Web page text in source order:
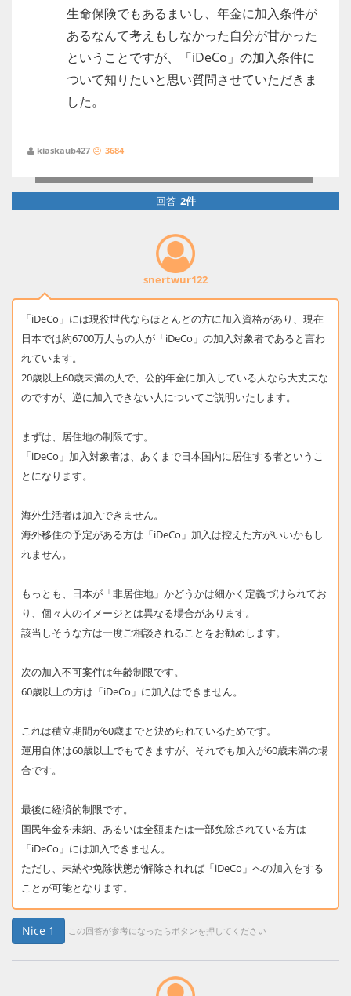
生命保険でもあるまいし、年金に加入条件が
あるなんて考えもしなかった自分が甘かった
ということですが、「iDeCo」の加入条件に
ついて知りたいと思い質問させていただきま
した。
kiaskaub427 3684
回答 2件
snertwur122
「iDeCo」には現役世代ならほとんどの方に加入資格があり、現在
日本では約6700万人もの人が「iDeCo」の加入対象者であると言わ
れています。
20歳以上60歳未満の人で、公的年金に加入している人なら大丈夫な
のですが、逆に加入できない人についてご説明いたします。
まずは、居住地の制限です。
「iDeCo」加入対象者は、あくまで日本国内に居住する者というこ
とになります。
海外生活者は加入できません。
海外移住の予定がある方は「iDeCo」加入は控えた方がいいかもし
れません。
もっとも、日本が「非居住地」かどうかは細かく定義づけられてお
り、個々人のイメージとは異なる場合があります。
該当しそうな方は一度ご相談されることをお勧めします。
次の加入不可案件は年齢制限です。
60歳以上の方は「iDeCo」に加入はできません。
これは積立期間が60歳までと決められているためです。
運用自体は60歳以上でもできますが、それでも加入が60歳未満の場
合です。
最後に経済的制限です。
国民年金を未納、あるいは全額または一部免除されている方は
「iDeCo」には加入できません。
ただし、未納や免除状態が解除されれば「iDeCo」への加入をする
ことが可能となります。
Nice 1 この回答が参考になったらボタンを押してください